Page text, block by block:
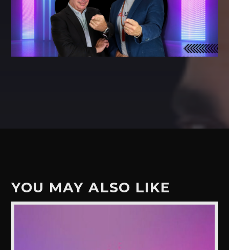
YOU MAY ALSO LIKE